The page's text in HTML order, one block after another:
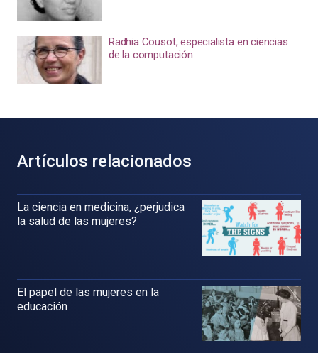
Radhia Cousot, especialista en ciencias
de la computación
Artículos relacionados
La ciencia en medicina, ¿perjudica
la salud de las mujeres?
El papel de las mujeres en la
educación